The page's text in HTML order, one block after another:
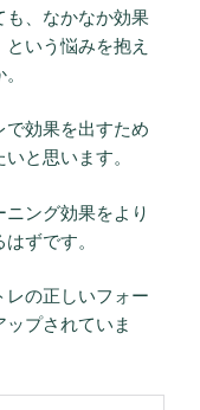
も、なかなか効果
いう悩みを抱え
で効果を出すため
と思います。
ング効果をより
ずです。
レの正しいフォー
プされていま